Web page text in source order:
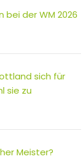
bei der WM 2026
sich für
sie zu
Meister?